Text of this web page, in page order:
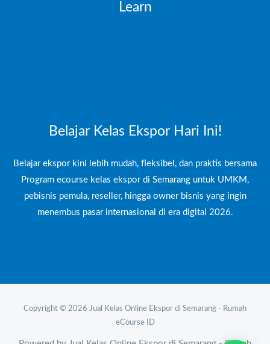
Learn
Belajar Kelas Ekspor Hari Ini!
Belajar ekspor kini lebih mudah, fleksibel, dan praktis bersama
Program ecourse kelas ekspor di Semarang untuk UMKM,
pebisnis pemula, reseller, hingga owner bisnis yang ingin
menembus pasar internasional di era digital 2026.
Copyright © 2026 Jual Kelas Online Ekspor di Semarang - Rumah
eCourse ID